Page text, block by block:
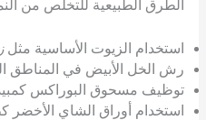
الطرق الطبيعية للتخلص من
استخدام الزيوت الأساسية مثل
رش الخل الأبيض في المناطق
توظيف مسحوق البوراكس
استخدام أوراق الشاي الأخضر